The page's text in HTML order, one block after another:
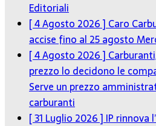
Editoriali
[ 4 Agosto 2026 ] Caro
accise fino al 25 agosto
[ 4 Agosto 2026 ]
prezzo lo decidono le
Serve un prezzo
carburanti
[ 31 Luglio 2026 ] IP rinnova